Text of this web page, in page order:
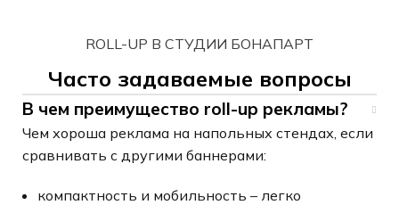
ROLL-UP В СТУДИИ БОНАПАРТ
Часто задаваемые вопросы
В чем преимущество roll-up рекламы?
Чем хороша реклама на напольных стендах, если
сравнивать с другими баннерами:
компактность и мобильность – легко